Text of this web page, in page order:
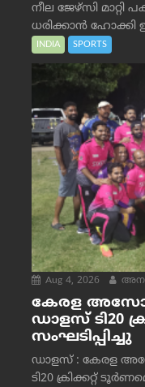
നീല ജേഴ്‌സി മാറ്റി
ധരിക്കാൻ ഹോക്കി
INDIA SPORTS
Aug 4, 2026
കേരള
ഡാളസ് ടി20
സംഘടിപ്പിച്ചു
ഡാളസ് : കേരള
ടി20 ക്രിക്കറ്റ്